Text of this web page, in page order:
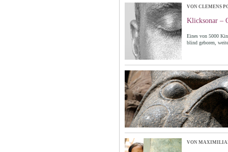
VON CLEMENS
Klicksonar –
Eines von 5000
blind geboren,
VON